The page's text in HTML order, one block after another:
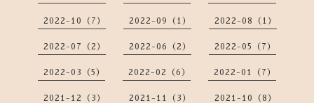
2022-10（7） 2022-09（1） 2022-08（1）
2022-07（2） 2022-06（2） 2022-05（7）
2022-03（5） 2022-02（6） 2022-01（7）
2021-12（3） 2021-11（3） 2021-10（8）